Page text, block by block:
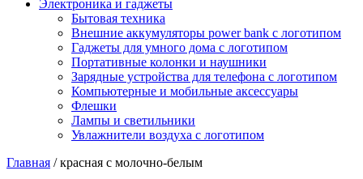
Электроника и гаджеты
Бытовая техника
Внешние аккумуляторы power bank с логотипом
Гаджеты для умного дома с логотипом
Портативные колонки и наушники
Зарядные устройства для телефона с логотипом
Компьютерные и мобильные аксессуары
Флешки
Лампы и светильники
Увлажнители воздуха с логотипом
Главная /красная с молочно-белым